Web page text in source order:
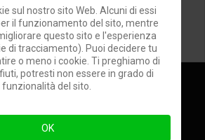
Carmelo Riccotti La Rocca
sul nostro sito Web. Alcuni di essi
il funzionamento del sito, mentre
questo sito e l'esperienza
di tracciamento). Puoi decidere tu
o meno i cookie. Ti preghiamo di
potresti non essere in grado di
del sito.
OK